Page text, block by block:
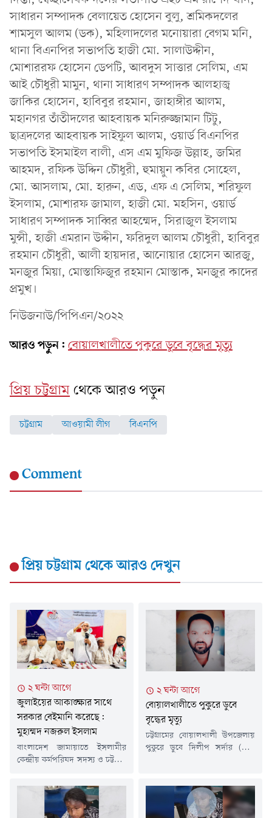
সাধারন সম্পাদক বেলায়েত হোসেন বুলু, শ্রমিকদলের
শামসুল আলম (ডক), মহিলাদলের মনোয়ারা বেগম মনি,
থানা বিএনপির সভাপতি হাজী মো. সালাউদ্দীন,
মোশাররফ হোসেন ডেপটি, আবদুস সাত্তার সেলিম, এম
আই চৌধুরী মামুন, থানা সাধারণ সম্পাদক আলহাজ্ব
জাকির হোসেন, হাবিবুর রহমান, জাহাঙ্গীর আলম,
মহানগর তাঁতীদলের আহবায়ক মনিরুজ্জামান টিটু,
ছাত্রদলের আহবায়ক সাইফুল আলম, ওয়ার্ড বিএনপির
সভাপতি ইসমাইল বালী, এস এম মুফিজ উল্লাহ, জমির
আহমদ, রফিক উদ্দিন চৌধুরী, হুমায়ুন কবির সোহেল,
মো. আসলাম, মো. হারুন, এড, এফ এ সেলিম, শরিফুল
ইসলাম, মোশারফ জামাল, হাজী মো. মহসিন, ওয়ার্ড
সাধারণ সম্পাদক সাব্বির আহম্মেদ, সিরাজুল ইসলাম
মুন্সী, হাজী এমরান উদ্দীন, ফরিদুল আলম চৌধুরী, হাবিবুর
রহমান চৌধুরী, আলী হায়দার, আনোয়ার হোসেন আরজু,
মনজুর মিয়া, মোস্তাফিজুর রহমান মোস্তাক, মনজুর কাদের
প্রমুখ।
নিউজনাউ/পিপিএন/২০২২
আরও পড়ুন: বোয়ালখালীতে পুকুরে ডুবে বৃদ্ধের মৃত্যু
প্রিয় চট্টগ্রামথেকে আরও পড়ুন
চট্টগ্রাম আওয়ামী লীগ বিএনপি
Comment
প্রিয় চট্টগ্রামথেকে আরও দেখুন
২ ঘন্টা আগে
জুলাইয়ের আকাঙ্ক্ষার সাথে
সরকার বেইমানি করেছে:
মুহাম্মদ নজরুল ইসলাম
বাংলাদেশ জামায়াতে ইসলামীর
কেন্দ্রীয় কর্মপরিষদ সদস্য ও চট্টগ্রাম
ইসলাম বলেছেন, জুলাই
গণঅভ্যুত্থানের চেতনা ছিল
বৈষম্যহীন, ন্যায়ভিত্তিক ও
২ ঘন্টা আগে
বোয়ালখালীতে পুকুরে ডুবে
বৃদ্ধের মৃত্যু
চট্টগ্রামের বোয়ালখালী উপজেলায়
পুকুরে ডুবে দিলীপ সর্দার (৬০)
দিকে তিনি বাড়ি থেকে বের হন।
পরে দুপুর ২টার দিকে স্থানীয়রা
উপজেলার আমুচিয়া ইউনিয়নের